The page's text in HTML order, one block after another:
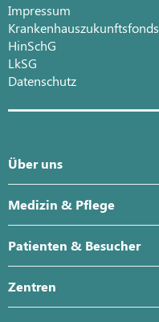
Impressum
Krankenhauszukunftsfonds
HinSchG
LkSG
Datenschutz
Über uns
Krankenhausleitung
Was uns wichtig ist
Geschichte
Hildegard von Bingen
Medizin & Pflege
Zentrale Notaufnahme
Altersmedizin/Geriatrie
Thoraxklinik Köln
Patienten & Besucher
Beratung und Hilfe
Ihr Aufenthalt
Zentren